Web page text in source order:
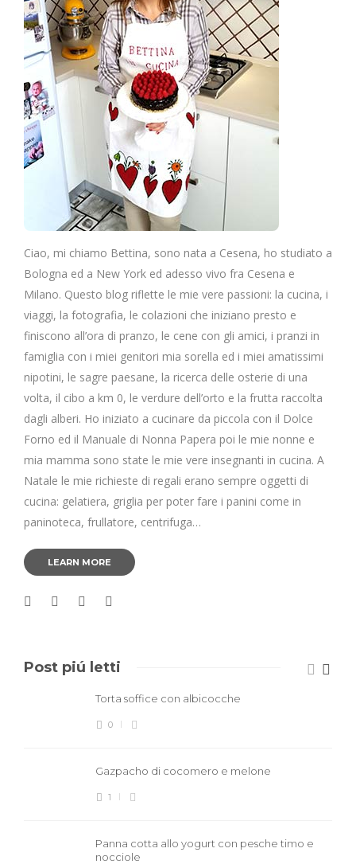
Ciao, mi chiamo Bettina, sono nata a Cesena, ho studiato a
Bologna ed a New York ed adesso vivo fra Cesena e
Milano. Questo blog riflette le mie vere passioni: la cucina, i
viaggi, la fotografia, le colazioni che iniziano presto e
finiscono all’ora di pranzo, le cene con gli amici, i pranzi in
famiglia con i miei genitori mia sorella ed i miei amatissimi
nipotini, le sagre paesane, la ricerca delle osterie di una
volta, il cibo a km 0, le verdure dell’orto e la frutta raccolta
dagli alberi. Ho iniziato a cucinare da piccola con il Dolce
Forno ed il Manuale di Nonna Papera poi le mie nonne e
mia mamma sono state le mie vere insegnanti in cucina. A
Natale le mie richieste di regali erano sempre oggetti di
cucina: gelatiera, griglia per poter fare i panini come in
paninoteca, frullatore, centrifuga…
LEARN MORE
Post piú letti
Torta soffice con albicocche
0
Gazpacho di cocomero e melone
1
Panna cotta allo yogurt con pesche timo e
nocciole